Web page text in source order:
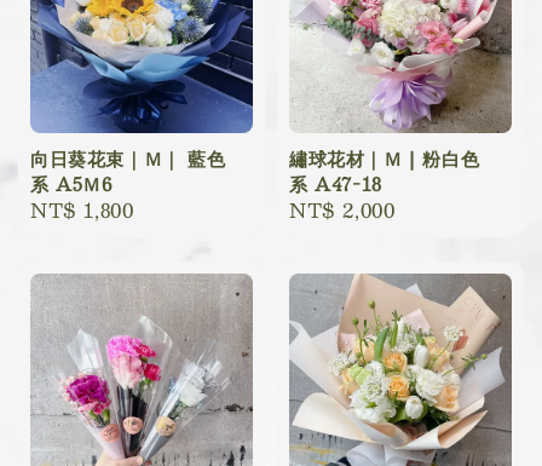
向日葵花束｜Ｍ｜ 藍色
系 A5Ｍ6
Regular
NT$ 1,800
繡球花材｜Ｍ | 粉白色
系 A47-18
Regular
NT$ 2,000